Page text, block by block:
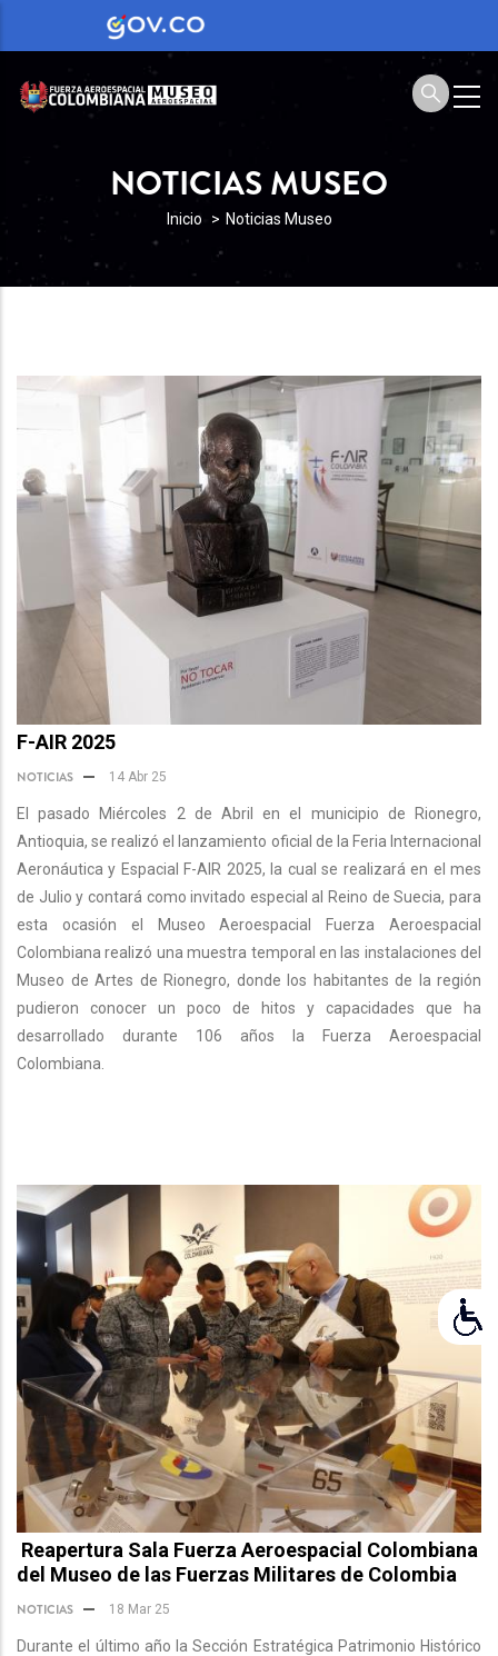
NOTICIAS MUSEO
SOBRESCRIBIR
ENLACES
DE
A
LA
NAVEGACIÓN
Inicio Noticias Museo
F-AIR 2025
NOTICIAS 14 Abr 25
El pasado Miércoles 2 de Abril en el municipio de Rionegro,
Antioquia, se realizó el lanzamiento oficial de la Feria Internacional
Aeronáutica y Espacial F-AIR 2025, la cual se realizará en el mes
de Julio y contará como invitado especial al Reino de Suecia, para
esta ocasión el Museo Aeroespacial Fuerza Aeroespacial
Colombiana realizó una muestra temporal en las instalaciones del
Museo de Artes de Rionegro, donde los habitantes de la región
pudieron conocer un poco de hitos y capacidades que ha
desarrollado durante 106 años la Fuerza Aeroespacial
Colombiana.
Reapertura Sala Fuerza Aeroespacial Colombiana
del Museo de las Fuerzas Militares de Colombia
NOTICIAS 18 Mar 25
Durante el último año la Sección Estratégica Patrimonio Histórico